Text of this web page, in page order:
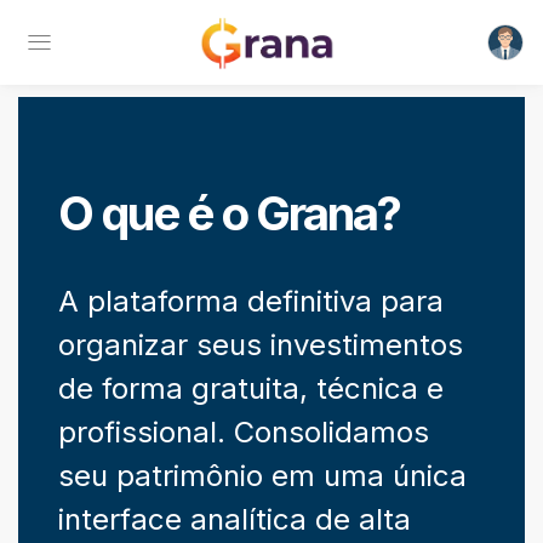
O que é oGrana?
A plataforma definitiva para
organizar seus investimentos
de forma gratuita, técnica e
profissional. Consolidamos
seu patrimônio em uma única
interface analítica de alta